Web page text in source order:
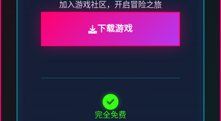
加入游戏社区，开启冒险之旅
下载游戏
完全免费